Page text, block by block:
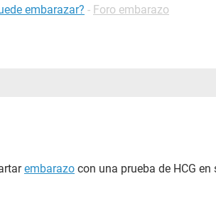
embarazar? - Foro embarazo
embarazo con una prueba de HCG en